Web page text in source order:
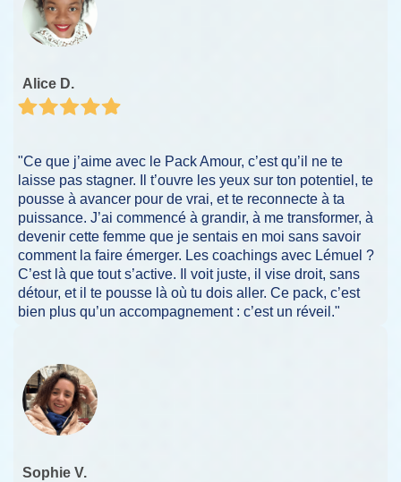
Alice D.
"Ce que j’aime avec le Pack Amour, c’est qu’il ne te
laisse pas stagner. Il t’ouvre les yeux sur ton potentiel, te
pousse à avancer pour de vrai, et te reconnecte à ta
puissance. J’ai commencé à grandir, à me transformer, à
devenir cette femme que je sentais en moi sans savoir
comment la faire émerger. Les coachings avec Lémuel ?
C’est là que tout s’active. Il voit juste, il vise droit, sans
détour, et il te pousse là où tu dois aller. Ce pack, c’est
bien plus qu’un accompagnement : c’est un réveil."
Sophie V.